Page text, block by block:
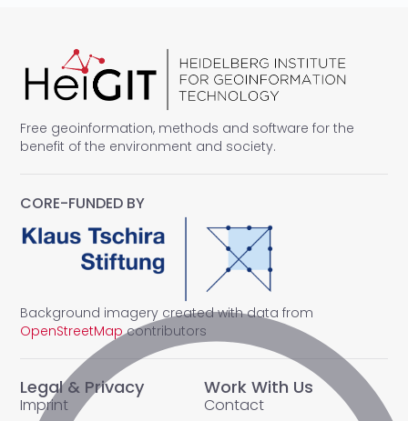
Free geoinformation, methods and software for the
benefit of the environment and society.
Legal & Privacy
Imprint
Work With Us
Contact
CORE-FUNDED BY
Background imagery created with data from
OpenStreetMapcontributors